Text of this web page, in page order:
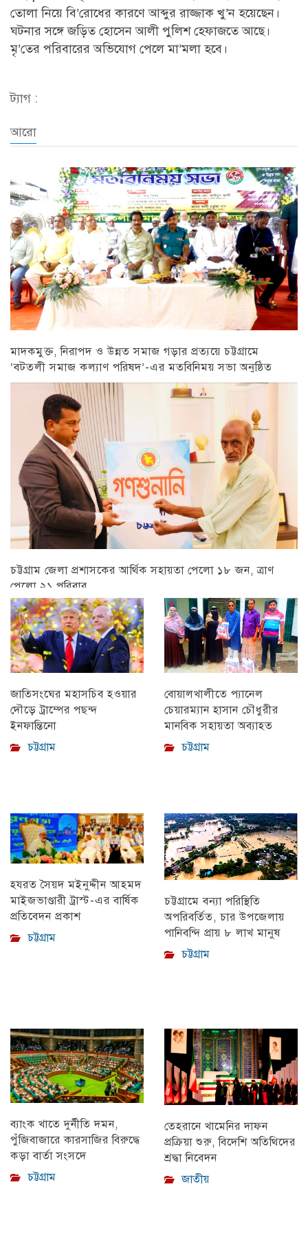
তোলা নিয়ে বি’রোধের কারণে আব্দুর রাজ্জাক খু’ন হয়েছেন।
ঘটনার সঙ্গে জড়িত হোসেন আলী পুলিশ হেফাজতে আছে।
মৃ’তের পরিবারের অভিযোগ পেলে মা’মলা হবে।
ট্যাগ :
আরো
মাদকমুক্ত, নিরাপদ ও উন্নত সমাজ গড়ার প্রত্যয়ে চট্টগ্রামে
‘বটতলী সমাজ কল্যাণ পরিষদ’-এর মতবিনিময় সভা অনুষ্ঠিত
চট্টগ্রাম
চট্টগ্রাম জেলা প্রশাসকের আর্থিক সহায়তা পেলো ১৮ জন, ত্রাণ
পেলো ২১ পরিবার
চট্টগ্রাম
জাতিসংঘের মহাসচিব হওয়ার
দৌড়ে ট্রাম্পের পছন্দ
ইনফান্তিনো
চট্টগ্রাম
বোয়ালখালীতে প্যানেল
চেয়ারম্যান হাসান চৌধুরীর
মানবিক সহায়তা অব্যাহত
চট্টগ্রাম
হযরত সৈয়দ মইনুদ্দীন আহমদ
মাইজভাণ্ডারী ট্রাস্ট-এর বার্ষিক
প্রতিবেদন প্রকাশ
চট্টগ্রাম
চট্টগ্রামে বন্যা পরিস্থিতি
অপরিবর্তিত, চার উপজেলায়
পানিবন্দি প্রায় ৮ লাখ মানুষ
চট্টগ্রাম
ব্যাংক খাতে দুর্নীতি দমন,
পুঁজিবাজারে কারসাজির বিরুদ্ধে
কড়া বার্তা সংসদে
চট্টগ্রাম
তেহরানে খামেনির দাফন
প্রক্রিয়া শুরু, বিদেশি অতিথিদের
শ্রদ্ধা নিবেদন
জাতীয়